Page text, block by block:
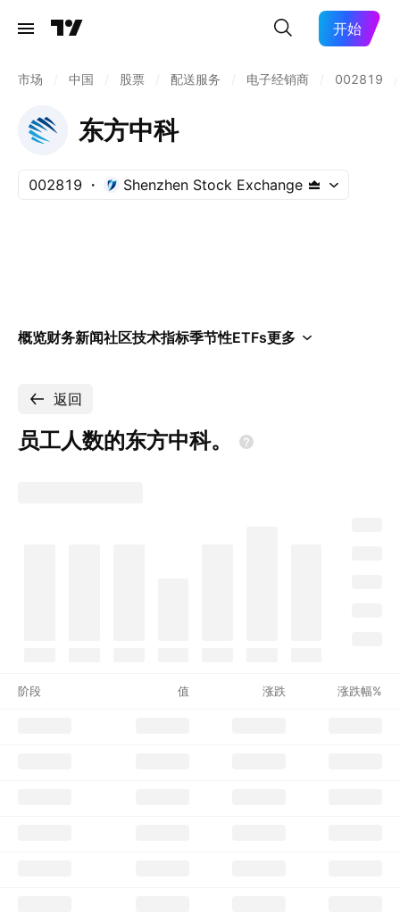
开始
市场 中国 股票 配送服务 电子经销商 002819
东方中科
002819 Shenzhen Stock Exchange
概览财务新闻社区技术指标季节性ETFs更多
返回
员工人数的东方中科。
阶段 值 涨跌 涨跌幅%